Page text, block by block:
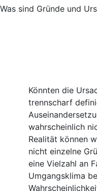
Was sind Gründe und
Könnten die
trennscharf
wahrscheinlich
Realität können
nicht einzelne
eine Vielzahl an
Umgangsklima